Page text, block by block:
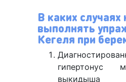
В каких случаях
выполнять
Кегеля при
гипертонус
выкидыша